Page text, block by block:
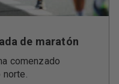
de maratón
comenzado